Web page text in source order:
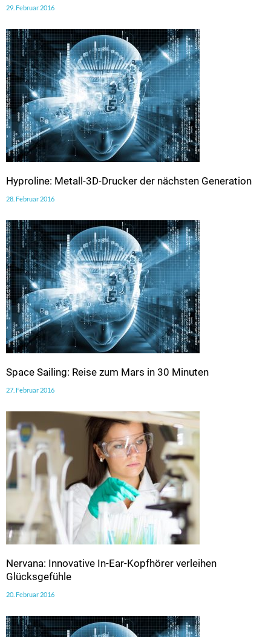
29. Februar 2016
Hyproline: Metall-3D-Drucker der nächsten Generation
28. Februar 2016
Space Sailing: Reise zum Mars in 30 Minuten
27. Februar 2016
Nervana: Innovative In-Ear-Kopfhörer verleihen
Glücksgefühle
20. Februar 2016